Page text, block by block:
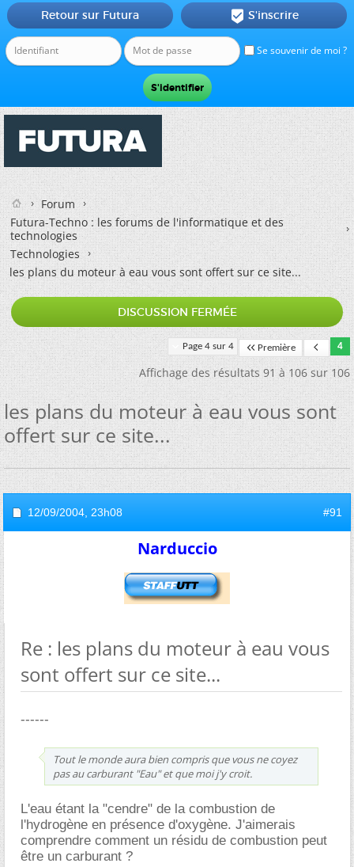
Se souvenir de moi ?
Retour sur Futura  S'inscrire
Forum
Futura-Techno : les forums de l'informatique et des
technologies
Technologies
les plans du moteur à eau vous sont offert sur ce site...
DISCUSSION FERMÉE
Page 4 sur 4 Première 4
Affichage des résultats 91 à 106 sur 106
les plans du moteur à eau vous sont
offert sur ce site...
12/09/2004, 23h08 #91
Narduccio
Re : les plans du moteur à eau vous
sont offert sur ce site...
------
Tout le monde aura bien compris que vous ne coyez
pas au carburant "Eau" et que moi j'y croit.
L'eau étant la "cendre" de la combustion de
l'hydrogène en présence d'oxygène. J'aimerais
comprendre comment un résidu de combustion peut
être un carburant ?